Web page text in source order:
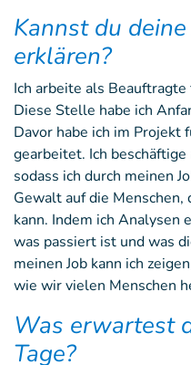
Kannst du
erklären?
Ich arbeite als
Diese Stelle habe ich
Davor habe ich im Projekt
gearbeitet. Ich
sodass ich durch meinen
Gewalt auf die
kann. Indem ich Analysen
was passiert ist und was
meinen Job kann ich
wie wir vielen Menschen
Was erwartest
Tage?